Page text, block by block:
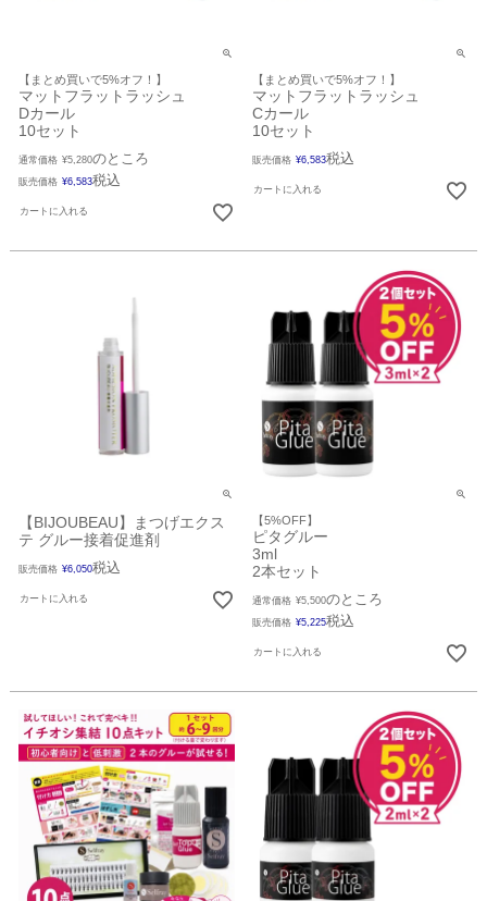
【まとめ買いで5%オフ！】
マットフラットラッシュ
Dカール
10セット
通常価格 ¥5,280のところ
販売価格 ¥6,583税込
カートに入れる
【まとめ買いで5%オフ！】
マットフラットラッシュ
Cカール
10セット
販売価格 ¥6,583税込
カートに入れる
【BIJOUBEAU】まつげエクス
テ グルー接着促進剤
販売価格 ¥6,050税込
カートに入れる
【5%OFF】
ピタグルー
3ml
2本セット
通常価格 ¥5,500のところ
販売価格 ¥5,225税込
カートに入れる